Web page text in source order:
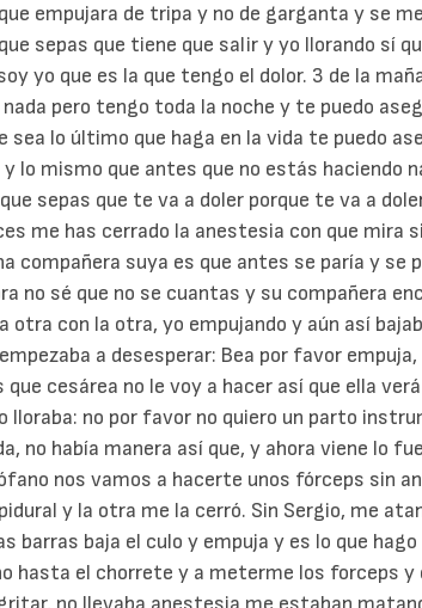
empujara de tripa y no de garganta y se
sepas que tiene que salir y yo llorando sí
yo que es la que tengo el dolor. 3 de la
pero tengo toda la noche y te puedo
sea lo último que haga en la vida te puedo
lo mismo que antes que no estás haciendo
sepas que te va a doler porque te va a
me has cerrado la anestesia con que mira
compañera suya es que antes se paría y se
no sé que no se cuantas y su compañera
otra con la otra, yo empujando y aún así
a desesperar: Bea por favor
cesárea no le voy a hacer así que ella
lloraba: no por favor no quiero un parto
no había manera así que, y ahora viene lo
nos vamos a hacerte unos fórceps sin
y la otra me la cerró. Sin Sergio, me
barras baja el culo y empuja y es lo que hago
hasta el chorrete y a meterme los forceps y